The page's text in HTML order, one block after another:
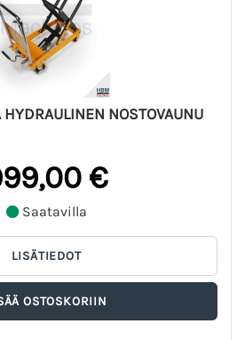
NOSTOVAUNU
€
Saatavilla